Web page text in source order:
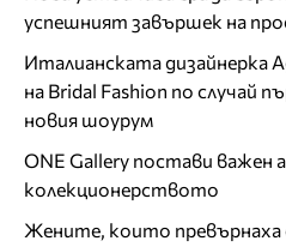
успешният завършек на
Италианската дизайнерка
на Bridal Fashion по случай
новия шоурум
ONE Gallery постави важен
колекционерството
Жените, които превърнаха